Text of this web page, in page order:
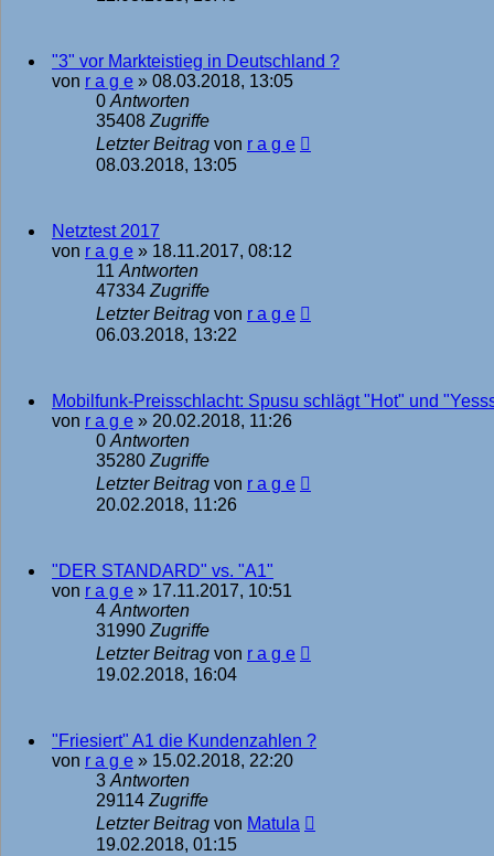
"3" vor Markteistieg in Deutschland ?
von r a g e » 08.03.2018, 13:05
0Antworten
35408Zugriffe
Letzter Beitrag von r a g e
08.03.2018, 13:05
Netztest 2017
von r a g e » 18.11.2017, 08:12
11Antworten
47334Zugriffe
Letzter Beitrag von r a g e
06.03.2018, 13:22
Mobilfunk-Preisschlacht: Spusu schlägt "Hot" und
von r a g e » 20.02.2018, 11:26
0Antworten
35280Zugriffe
Letzter Beitrag von r a g e
20.02.2018, 11:26
"DER STANDARD" vs. "A1"
von r a g e » 17.11.2017, 10:51
4Antworten
31990Zugriffe
Letzter Beitrag von r a g e
19.02.2018, 16:04
"Friesiert" A1 die Kundenzahlen ?
von r a g e » 15.02.2018, 22:20
3Antworten
29114Zugriffe
Letzter Beitrag von Matula
19.02.2018, 01:15